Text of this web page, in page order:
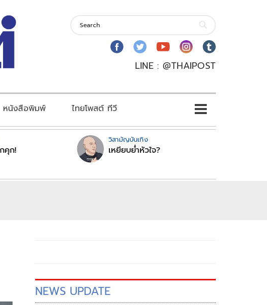
LINE : @THAIPOST
หนังสือพิมพ์ ไทยโพสต์ ทีวี
คุก!
วิสามัญบันเทิง
เหยียบย่ำหัวใจ?
NEWS UPDATE